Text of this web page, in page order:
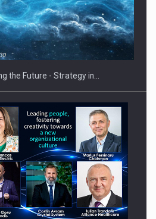
2026, fueled by benzinariile RO…
the Future - Strategy in…